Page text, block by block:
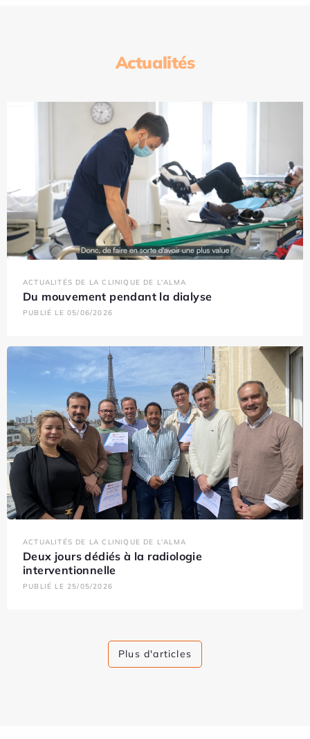
Actualités
ACTUALITÉS DE LA CLINIQUE DE L'ALMA
Du mouvement pendant la dialyse
PUBLIÉ LE 05/06/2026
ACTUALITÉS DE LA CLINIQUE DE L'ALMA
Deux jours dédiés à la radiologie
interventionnelle
PUBLIÉ LE 25/05/2026
Plus d'articles